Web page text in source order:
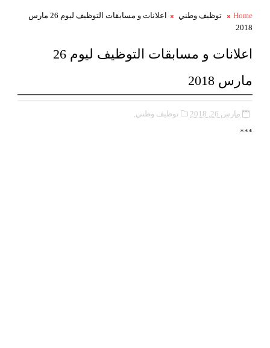
Home توظيف وطني
اعلانات و مسابقات التوظيف ليوم 26 مارس
2018
اعلانات و مسابقات التوظيف ليوم 26
مارس 2018
مارس 26, 2018 توظيف وطني,
***